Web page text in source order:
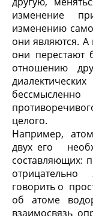
изменение
изменению
они являются. А
они
отношению
целого.
Например,
двух его
составляющих:
говорить о
об атоме
взаимосвязь